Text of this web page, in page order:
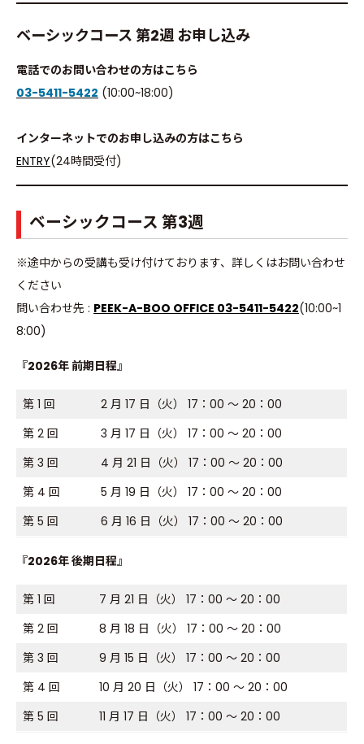
ベーシックコース 第2週 お申し込み
電話でのお問い合わせの方はこちら
03-5411-5422 (10:00~18:00)
インターネットでのお申し込みの方はこちら
ENTRY(24時間受付)
ベーシックコース 第3週
※途中からの受講も受け付けております、詳しくはお問い合わせ
ください
問い合わせ先 : PEEK-A-BOO OFFICE 03-5411-5422(10:00~1
8:00)
『2026年 前期日程』
第 1 回
2 月 17 日（火） 17：00 ～ 20：00
第 2 回
3 月 17 日（火） 17：00 ～ 20：00
第 3 回
4 月 21 日（火） 17：00 ～ 20：00
第 4 回
5 月 19 日（火） 17：00 ～ 20：00
第 5 回
6 月 16 日（火） 17：00 ～ 20：00
『2026年 後期日程』
第 1 回
7 月 21 日（火） 17：00 ～ 20：00
第 2 回
8 月 18 日（火） 17：00 ～ 20：00
第 3 回
9 月 15 日（火） 17：00 ～ 20：00
第 4 回
10 月 20 日（火） 17：00 ～ 20：00
第 5 回
11 月 17 日（火） 17：00 ～ 20：00